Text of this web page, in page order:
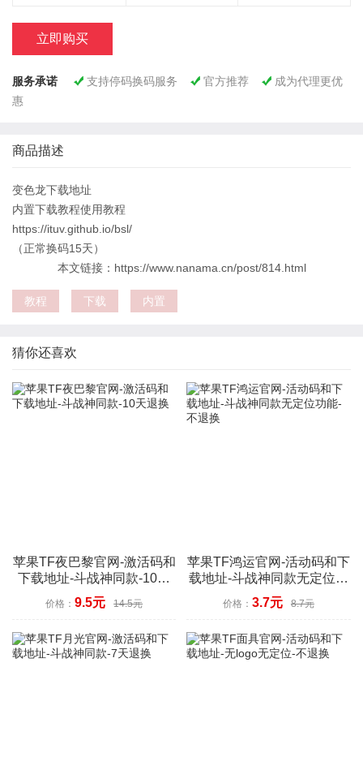
立即购买
服务承诺  支持停码换码服务  官方推荐  成为代理更优
惠
商品描述
变色龙下载地址
内置下载教程使用教程
https://ituv.github.io/bsl/
（正常换码15天）
本文链接：https://www.nanama.cn/post/814.html
教程 下载 内置
猜你还喜欢
苹果TF夜巴黎官网-激活码和
下载地址-斗战神同款-10天
退换
价格：9.5元 14.5元
苹果TF鸿运官网-活动码和下
载地址-斗战神同款无定位功
能-不退换
价格： 3.7元 8.7元